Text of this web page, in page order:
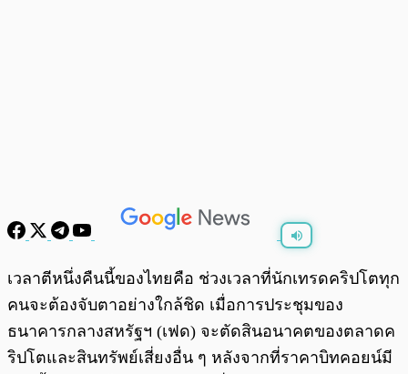
พร้อมเล่น /0:00
เวลาตีหนึ่งคืนนี้ของไทยคือ ช่วงเวลาที่นักเทรดคริปโตทุก
คนจะต้องจับตาอย่างใกล้ชิด เมื่อการประชุมของ
ธนาคารกลางสหรัฐฯ (เฟด) จะตัดสินอนาคตของตลาดค
ริปโตและสินทรัพย์เสี่ยงอื่น ๆ หลังจากที่ราคาบิทคอยน์มี